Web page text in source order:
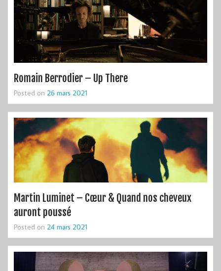
Romain Berrodier – Up There
Posted on 26 mars 2021
Martin Luminet – Cœur & Quand nos cheveux
auront poussé
Posted on 24 mars 2021